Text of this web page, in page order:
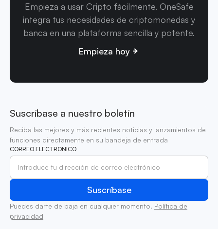
Empieza a usar Cripto fácilmente. OneSafe
integra tus necesidades de criptomonedas y
banca en una plataforma sencilla y potente.
Empieza hoy
Suscríbase a nuestro boletín
Reciba las mejores y más recientes noticias y lanzamientos de
funciones directamente en su bandeja de entrada
CORREO ELECTRÓNICO
Puedes darte de baja en cualquier momento. Política de
privacidad